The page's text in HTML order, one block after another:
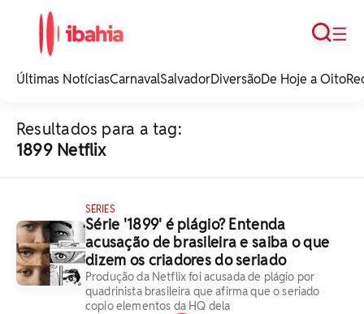
noticias e
☰
Busca
Últimas NotíciasCarnavalSalvadorDiversãoDe Hoje a Oito
Resultados para a tag:
1899 Netflix
SÉRIES
Série '1899' é plágio? Entenda
acusação de brasileira e saiba o que
dizem os criadores do seriado
Produção da Netflix foi acusada de plágio por
quadrinista brasileira que afirma que o seriado
copio elementos da HQ dela